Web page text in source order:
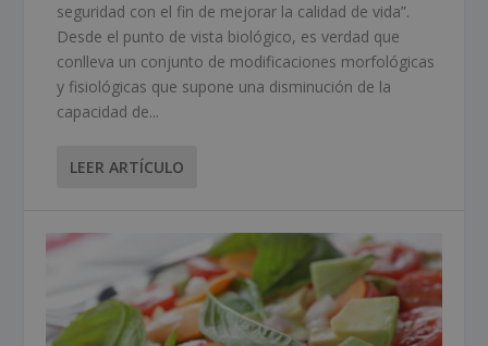
seguridad con el fin de mejorar la calidad de vida”.
Desde el punto de vista biológico, es verdad que
conlleva un conjunto de modificaciones morfológicas
y fisiológicas que supone una disminución de la
capacidad de...
LEER ARTÍCULO